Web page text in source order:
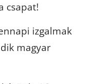
csapat!
izgalmak
magyar